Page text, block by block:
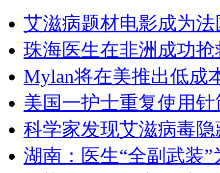
艾滋病题材电影成为
珠海医生在非洲成功
Mylan将在美推出低成
美国一护士重复使用
科学家发现艾滋病毒
湖南：医生“全副武装